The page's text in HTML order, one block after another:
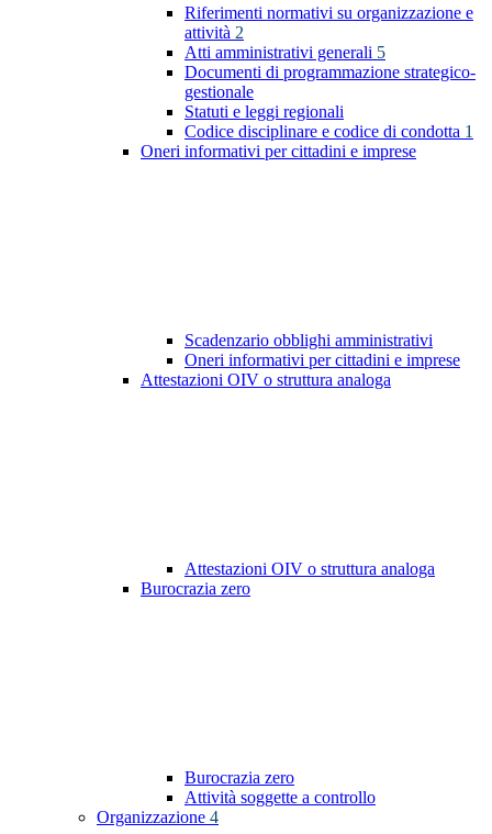
Riferimenti normativi su organizzazione e
attività 2
Atti amministrativi generali 5
Documenti di programmazione strategico-
gestionale
Statuti e leggi regionali
Codice disciplinare e codice di condotta 1
Oneri informativi per cittadini e imprese
Scadenzario obblighi amministrativi
Oneri informativi per cittadini e imprese
Attestazioni OIV o struttura analoga
Attestazioni OIV o struttura analoga
Burocrazia zero
Burocrazia zero
Attività soggette a controllo
Organizzazione 4